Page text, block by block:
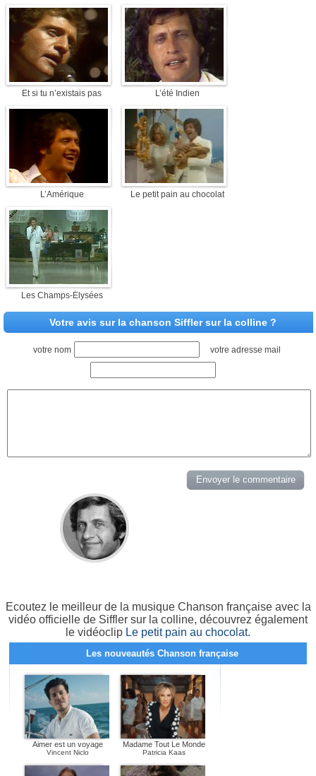
Et si tu n’existais pas L’été Indien
L’Amérique Le petit pain au chocolat
Les Champs-Élysées
Votre avis sur la chanson Siffler sur la colline ?
votre nom votre adresse mail
Ecoutez le meilleur de la musique Chanson française avec la
vidéo officielle de Siffler sur la colline, découvrez également
le vidéoclip Le petit pain au chocolat.
Les nouveautés Chanson française
Aimer est un voyage
Vincent Niclo
Madame Tout Le Monde
Patricia Kaas